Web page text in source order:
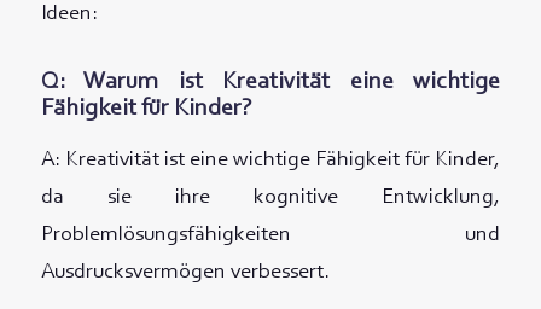
Ideen:
Q: Warum ist Kreativität eine wichtige
Fähigkeit für Kinder?
A: Kreativität ist eine wichtige Fähigkeit für Kinder,
da sie ihre kognitive Entwicklung,
Problemlösungsfähigkeiten und
Ausdrucksvermögen verbessert.